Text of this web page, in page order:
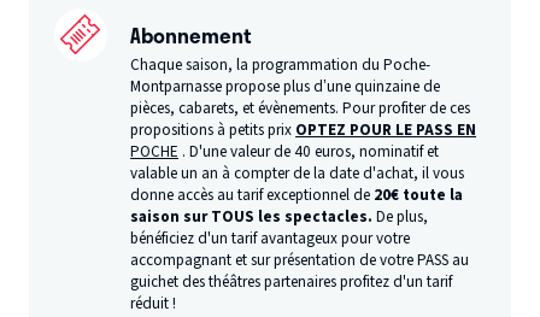
Abonnement
Chaque saison, la programmation du Poche-
Montparnasse propose plus d’une quinzaine de
pièces, cabarets, et évènements. Pour profiter de ces
propositions à petits prix OPTEZ POUR LE PASS EN
POCHE . D'une valeur de 40 euros, nominatif et
valable un an à compter de la date d'achat, il vous
donne accès au tarif exceptionnel de 20€ toute la
saison sur TOUS les spectacles.De plus,
bénéficiez d'un tarif avantageux pour votre
accompagnant et sur présentation de votre PASS au
guichet des théâtres partenaires profitez d'un tarif
réduit !